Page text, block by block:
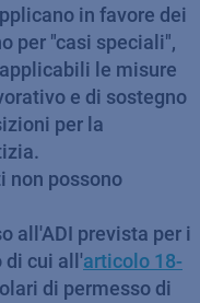
in favore dei
per "casi speciali",
le misure
e di sostegno
per la
non possono
all'ADI prevista per i
di cui all'articolo 18-
di permesso di